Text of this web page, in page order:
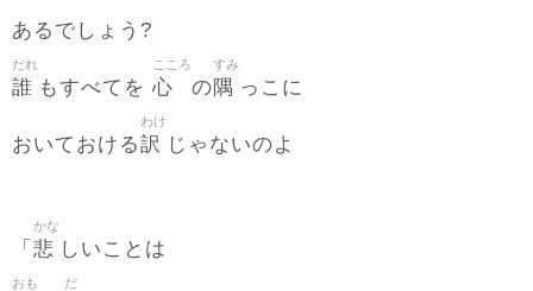
あるでしょう?
誰
だれ
もすべてを 心
こころ
の隅
すみ
っこに
おいておける訳
わけ
じゃないのよ
「 悲
かな
しいことは
おも だ